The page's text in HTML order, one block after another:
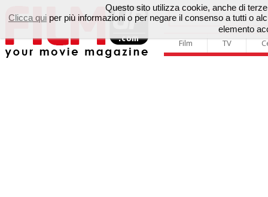
Film TV
Questo sito utilizza cookie, anche di
Clicca qui per più informazioni o per negare il consenso a tutti o
elemento